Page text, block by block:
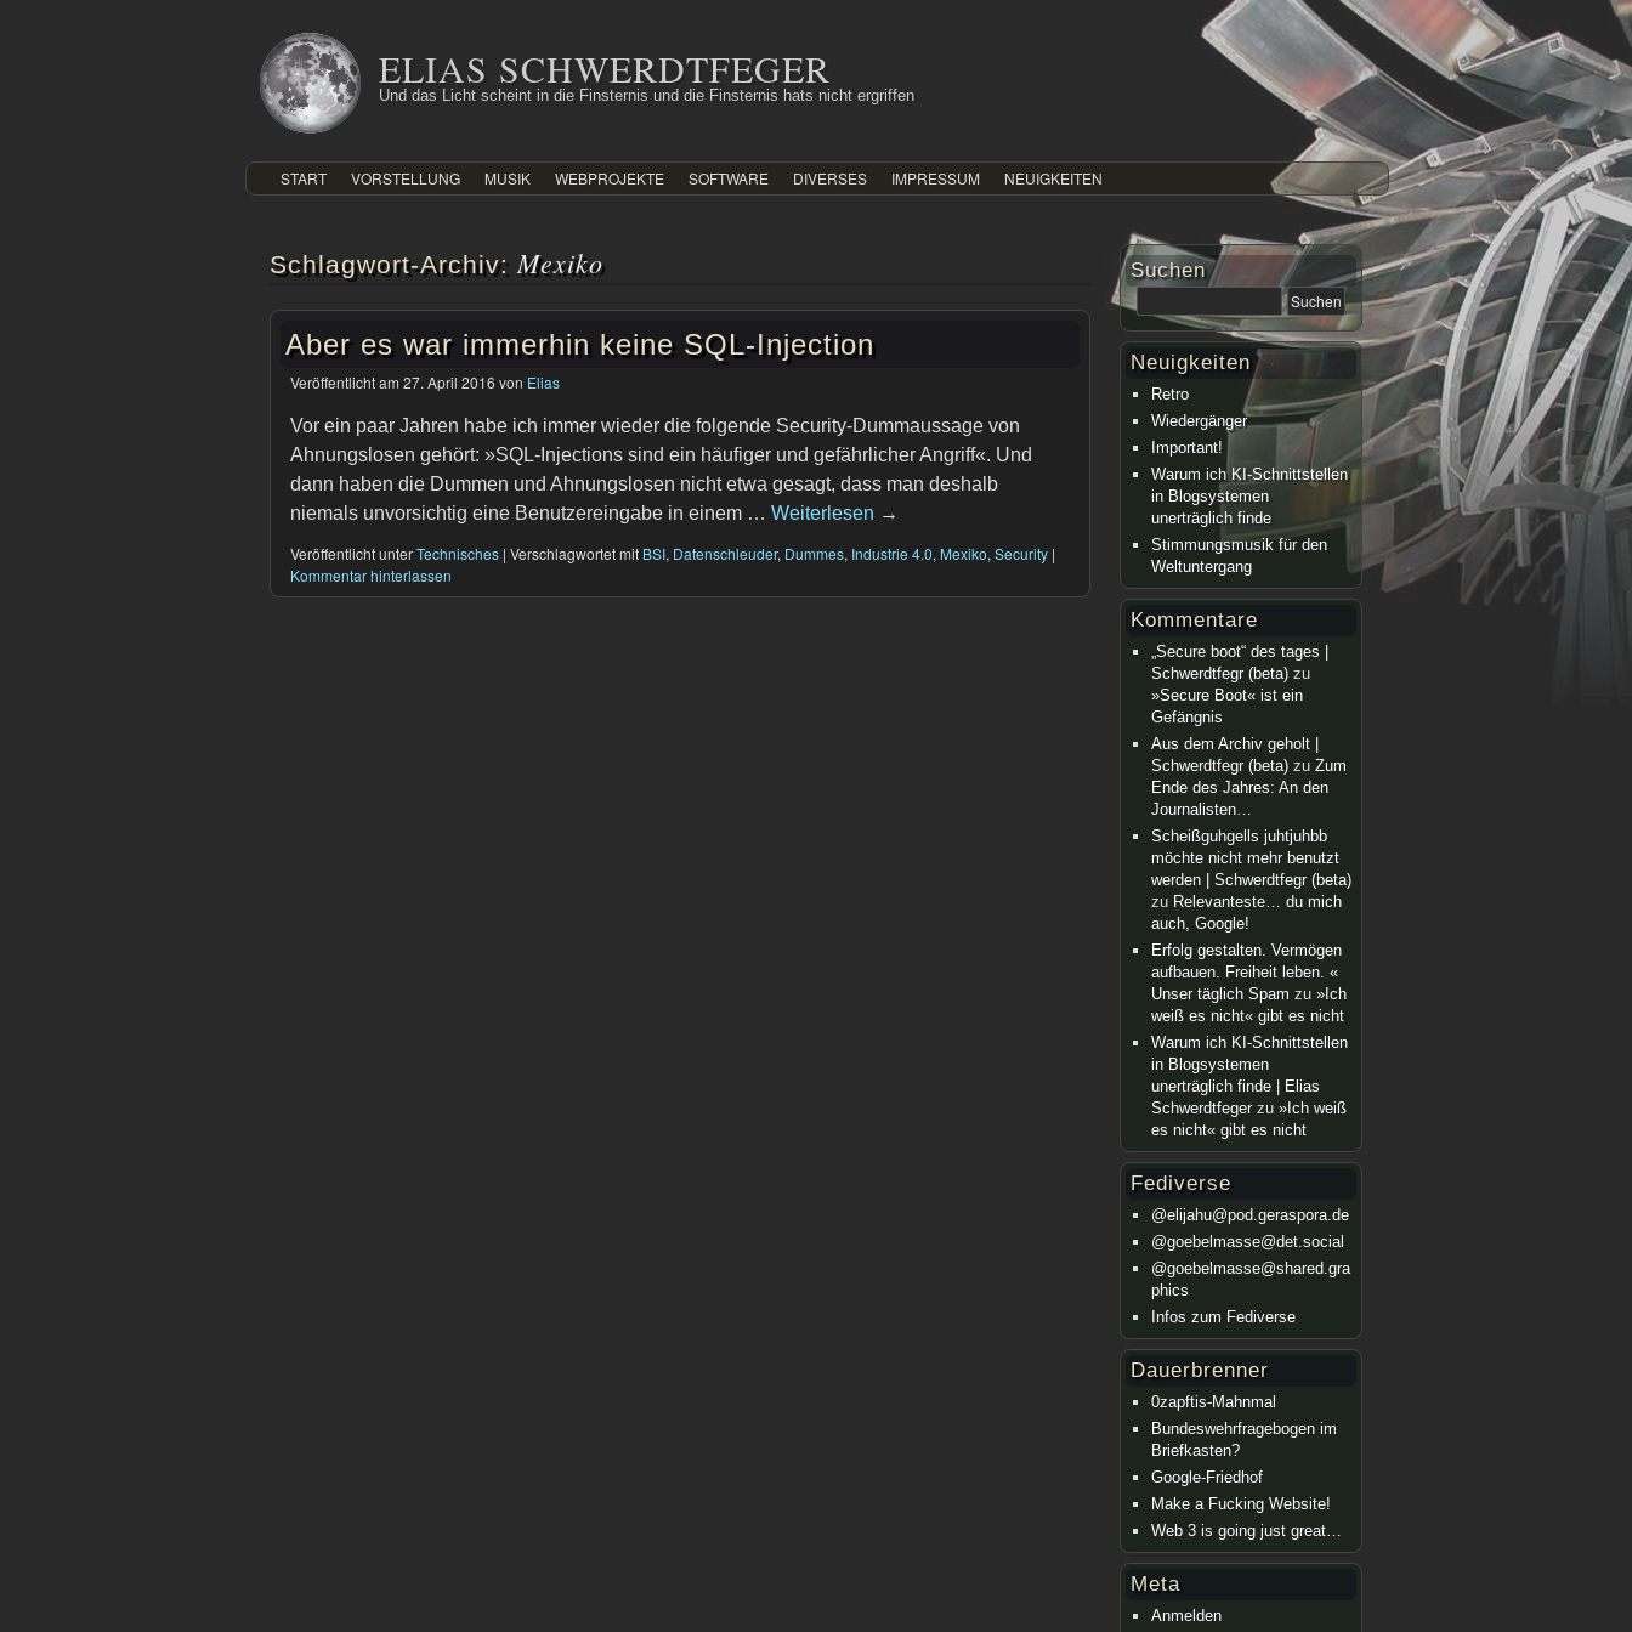
Inhalt
springen
ELIAS SCHWERDTFEGER
Und das Licht scheint in die Finsternis und die Finsternis hats nicht ergriffen
START VORSTELLUNG MUSIK WEBPROJEKTE SOFTWARE DIVERSES IMPRESSUM NEUIGKEITEN
Schlagwort-Archiv: Mexiko
Aber es war immerhin keine SQL-Injection
Veröffentlicht am 27. April 2016 von Elias
Vor ein paar Jahren habe ich immer wieder die folgende Security-Dummaussage von
Ahnungslosen gehört: »SQL-Injections sind ein häufiger und gefährlicher Angriff«. Und
dann haben die Dummen und Ahnungslosen nicht etwa gesagt, dass man deshalb
niemals unvorsichtig eine Benutzereingabe in einem … Weiterlesen →
Veröffentlicht unterTechnisches | Verschlagwortet mit BSI, Datenschleuder, Dummes, Industrie 4.0, Mexiko, Security |
Kommentar hinterlassen
Suchen
Neuigkeiten
Retro
Wiedergänger
Important!
Warum ich KI-Schnittstellen
in Blogsystemen
unerträglich finde
Stimmungsmusik für den
Weltuntergang
Kommentare
„Secure boot“ des tages |
Schwerdtfegr (beta)zu
»Secure Boot« ist ein
Gefängnis
Aus dem Archiv geholt |
Schwerdtfegr (beta)zu Zum
Ende des Jahres: An den
Journalisten…
Scheißguhgells juhtjuhbb
möchte nicht mehr benutzt
werden | Schwerdtfegr (beta)
zu Relevanteste… du mich
auch, Google!
Erfolg gestalten. Vermögen
aufbauen. Freiheit leben. «
Unser täglich Spam zu »Ich
weiß es nicht« gibt es nicht
Warum ich KI-Schnittstellen
in Blogsystemen
unerträglich finde | Elias
Schwerdtfegerzu »Ich weiß
es nicht« gibt es nicht
Fediverse
@elijahu@pod.geraspora.de
@goebelmasse@det.social
@goebelmasse@shared.gra
phics
Infos zum Fediverse
Dauerbrenner
0zapftis-Mahnmal
Bundeswehrfragebogen im
Briefkasten?
Google-Friedhof
Make a Fucking Website!
Web 3 is going just great…
Meta
Anmelden